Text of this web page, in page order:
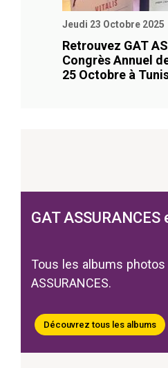
Jeudi 23 Octobre 2025
Retrouvez GAT
Congrès Annuel
25 Octobre à
GAT ASSURANCES
Tous les albums
ASSURANCES.
Découvrez tous les albums